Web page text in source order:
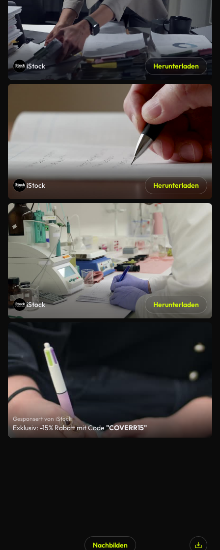
iStock Herunterladen
iStock Herunterladen
iStock Herunterladen
Gesponsert von iStock
Exklusiv: -15% Rabatt mit Code "COVERR15"
Nachbilden